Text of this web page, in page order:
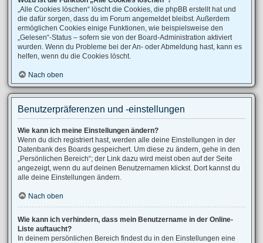
„Alle Cookies löschen“ löscht die Cookies, die phpBB erstellt hat und
die dafür sorgen, dass du im Forum angemeldet bleibst. Außerdem
ermöglichen Cookies einige Funktionen, wie beispielsweise den
„Gelesen“-Status – sofern sie von der Board-Administration aktiviert
wurden. Wenn du Probleme bei der An- oder Abmeldung hast, kann es
helfen, wenn du die Cookies löscht.
Nach oben
Benutzerpräferenzen und -einstellungen
Wie kann ich meine Einstellungen ändern?
Wenn du dich registriert hast, werden alle deine Einstellungen in der
Datenbank des Boards gespeichert. Um diese zu ändern, gehe in den
„Persönlichen Bereich“; der Link dazu wird meist oben auf der Seite
angezeigt, wenn du auf deinen Benutzernamen klickst. Dort kannst du
alle deine Einstellungen ändern.
Nach oben
Wie kann ich verhindern, dass mein Benutzername in der Online-
Liste auftaucht?
In deinem persönlichen Bereich findest du in den Einstellungen eine